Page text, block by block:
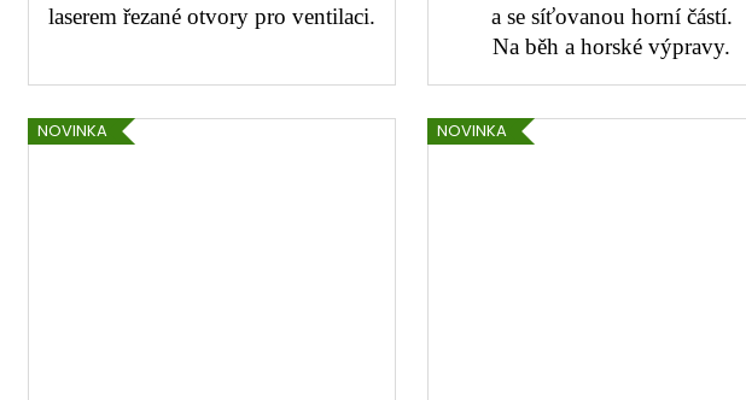
laserem řezané otvory pro ventilaci.
a se síťovanou horní částí.
Na běh a horské výpravy.
NOVINKA NOVINKA